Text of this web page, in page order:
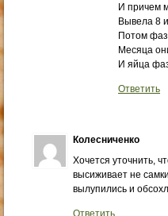
И причем
Вывела 8
Потом
Месяца
И яйца
Ответить
Колесниченко
Хочется уточнить,
высиживает не
вылупились и